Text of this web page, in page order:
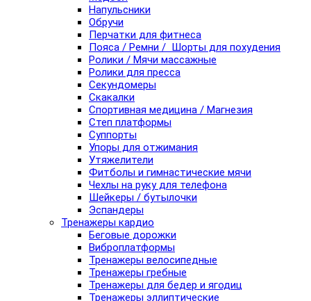
Напульсники
Обручи
Перчатки для фитнеса
Пояса / Ремни / Шорты для похудения
Ролики / Мячи массажные
Ролики для пресса
Секундомеры
Скакалки
Спортивная медицина / Магнезия
Степ платформы
Суппорты
Упоры для отжимания
Утяжелители
Фитболы и гимнастические мячи
Чехлы на руку для телефона
Шейкеры / бутылочки
Эспандеры
Тренажеры кардио
Беговые дорожки
Виброплатформы
Тренажеры велосипедные
Тренажеры гребные
Тренажеры для бедер и ягодиц
Тренажеры эллиптические